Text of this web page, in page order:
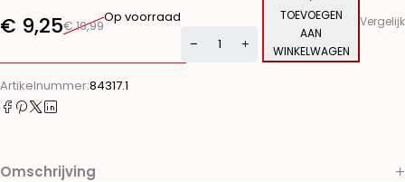
€10,99
€ 9,25 Op voorraad
TOEVOEGEN
AAN
WINKELWAGEN
Alternative:
Vergelijk
Artikelnummer:84317.1
Omschrijving